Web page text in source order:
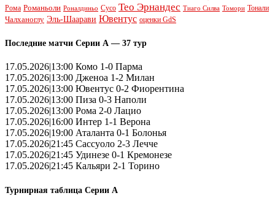
Рома Романьоли Роналдиньо Сусо Тео Эрнандес Тиаго Силва Томори Тонали
Чалханоглу Эль-Шаарави Ювентус оценки GdS
Последние матчи Серии А — 37 тур
17.05.2026|13:00 Комо 1-0 Парма
17.05.2026|13:00 Дженоа 1-2 Милан
17.05.2026|13:00 Ювентус 0-2 Фиорентина
17.05.2026|13:00 Пиза 0-3 Наполи
17.05.2026|13:00 Рома 2-0 Лацио
17.05.2026|16:00 Интер 1-1 Верона
17.05.2026|19:00 Аталанта 0-1 Болонья
17.05.2026|21:45 Сассуоло 2-3 Лечче
17.05.2026|21:45 Удинезе 0-1 Кремонезе
17.05.2026|21:45 Кальяри 2-1 Торино
Турнирная таблица Серии А